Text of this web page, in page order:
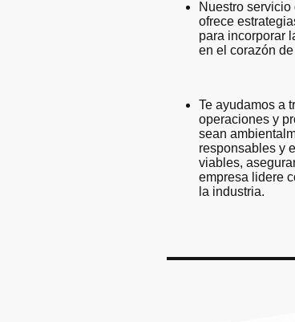
Nuestro
ofrece
para incorporar
en el corazón
Te ayudamos a
operaciones y
sean
responsables y
viables,
empresa lidere
la industria.